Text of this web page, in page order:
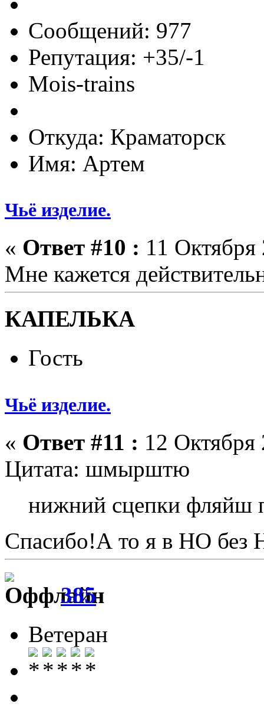
Сообщений: 977
Репутация: +35/-1
Mois-trains
Откуда: Краматорск
Имя: Артем
Чьё изделие.
« Ответ #10 : 11
Мне кажется
КАПЕЛЬКА
Гость
Чьё изделие.
« Ответ #11 : 12
Цитата: шмырштю
нижний сцепки фляйш
Спасибо!А то я в НО без
385
Ветеран